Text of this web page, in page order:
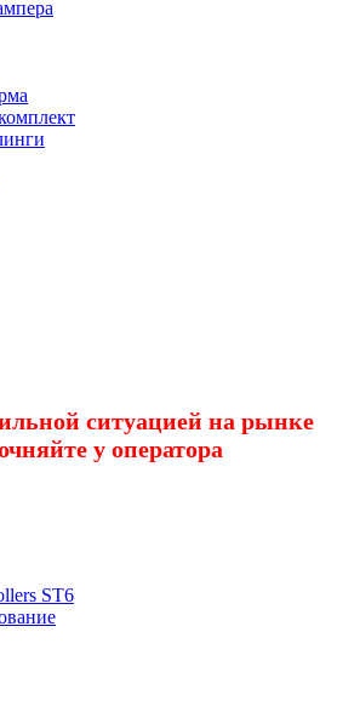
ситуацией на рынке
у оператора
ST6